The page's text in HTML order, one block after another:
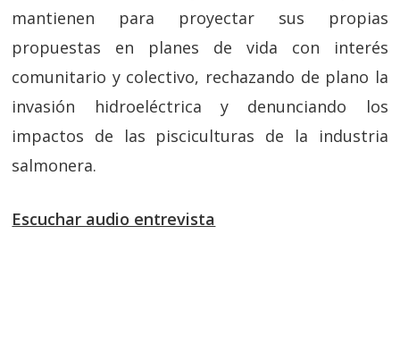
mantienen para proyectar sus propias
propuestas en planes de vida con interés
comunitario y colectivo, rechazando de plano la
invasión hidroeléctrica y denunciando los
impactos de las pisciculturas de la industria
salmonera.
Escuchar audio entrevista